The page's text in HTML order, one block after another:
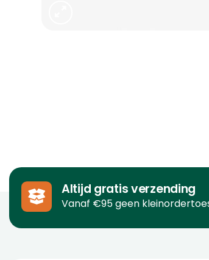
Altijd gratis verzending
Vanaf €95 geen